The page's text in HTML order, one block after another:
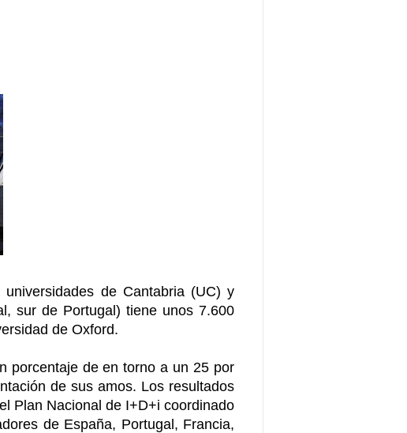
de Cantabria (UC) y
sur de Portugal) tiene unos 7.600
de Oxford.
porcentaje de en torno a un 25 por
de sus amos. Los resultados
Plan Nacional de I+D+i coordinado
de España, Portugal, Francia,